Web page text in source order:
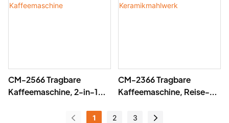
CM-2566 Tragbare
Kaffeemaschine, 2-in-1
CM-2366 Tragbare
Kaffeemaschine, Reise-
Kaffeemaschine mit
1 2 3